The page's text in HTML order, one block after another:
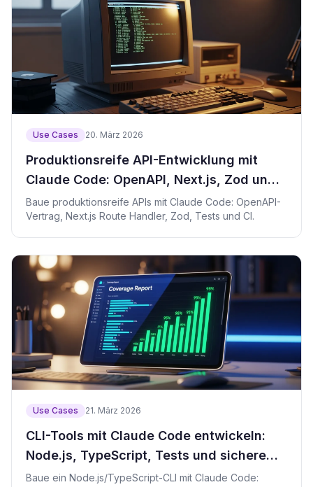
Use Cases 20. März 2026
Produktionsreife API-Entwicklung mit
Claude Code: OpenAPI, Next.js, Zod und
CI
Baue produktionsreife APIs mit Claude Code: OpenAPI-
Vertrag, Next.js Route Handler, Zod, Tests und CI.
Use Cases 21. März 2026
CLI-Tools mit Claude Code entwickeln:
Node.js, TypeScript, Tests und sichere
Releases
Baue ein Node.js/TypeScript-CLI mit Claude Code: